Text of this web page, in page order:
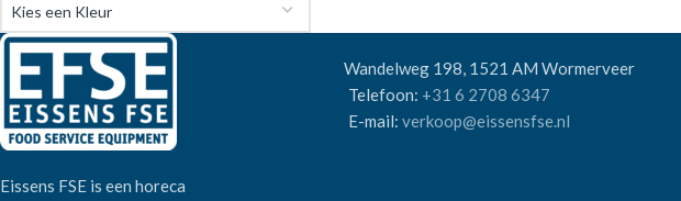
Kies een Kleur
Eissens FSE is een horeca
Wandelweg 198, 1521 AM Wormerveer
Telefoon: +31 6 2708 6347
E-mail: verkoop@eissensfse.nl